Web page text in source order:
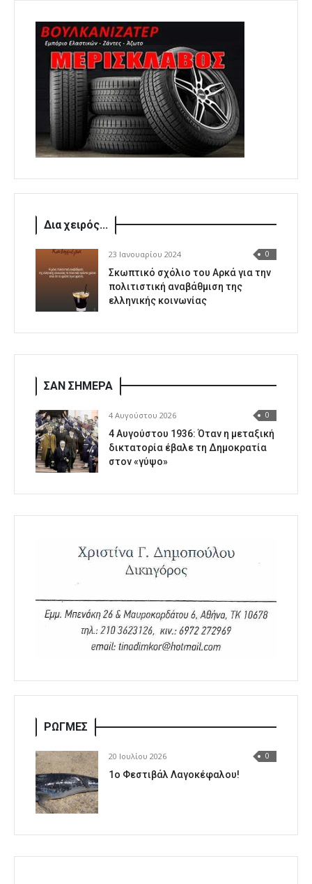
Δια χειρός...
23 Ιανουαρίου 2024 0
Σκωπτικό σχόλιο του Αρκά για την
πολιτιστική αναβάθμιση της
ελληνικής κοινωνίας
ΣΑΝ ΣΗΜΕΡΑ
4 Αυγούστου 2026 0
4 Αυγούστου 1936: Όταν η μεταξική
δικτατορία έβαλε τη Δημοκρατία
στον «γύψο»
ΡΩΓΜΕΣ
20 Ιουλίου 2026 0
1o Φεστιβάλ Λαγοκέφαλου!